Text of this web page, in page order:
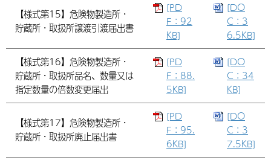
【様式第15】危険物製造所・
貯蔵所・取扱所譲渡引渡届出書
[PD
F：92
KB]
[DO
C：3
6.5KB]
【様式第16】危険物製造所・
貯蔵所・取扱所品名、数量又は
指定数量の倍数変更届出
[PD
F：88.
5KB]
[DO
C：34
KB]
【様式第17】危険物製造所・
貯蔵所・取扱所廃止届出書
[PD
F：95.
6KB]
[DO
C：3
7.5KB]